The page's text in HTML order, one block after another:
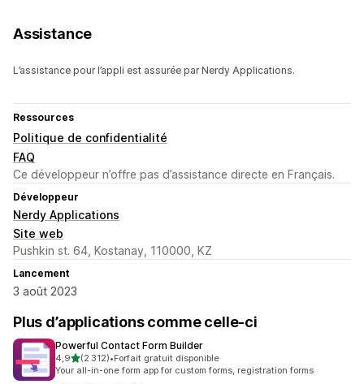
Assistance
L’assistance pour l’appli est assurée par Nerdy Applications.
Ressources
Politique de confidentialité
FAQ
Ce développeur n’offre pas d’assistance directe en Français.
Développeur
Nerdy Applications
Site web
Pushkin st. 64, Kostanay, 110000, KZ
Lancement
3 août 2023
Plus d’applications comme celle-ci
Powerful Contact Form Builder
4,9étoile(s) sur 5
(2 312)
2312 avis au total
•Forfait gratuit disponible
Your all-in-one form app for custom forms, registration forms